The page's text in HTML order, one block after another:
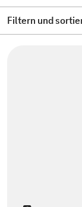
Filtern und